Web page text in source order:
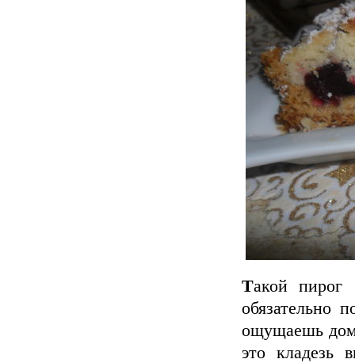
Такой пирог
обязательно
ощущаешь
это кладезь